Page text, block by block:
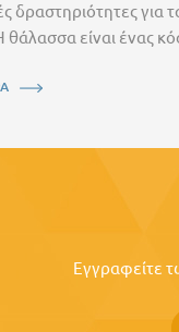
δραστηριότητες για
είναι ένας
Εγγραφείτε